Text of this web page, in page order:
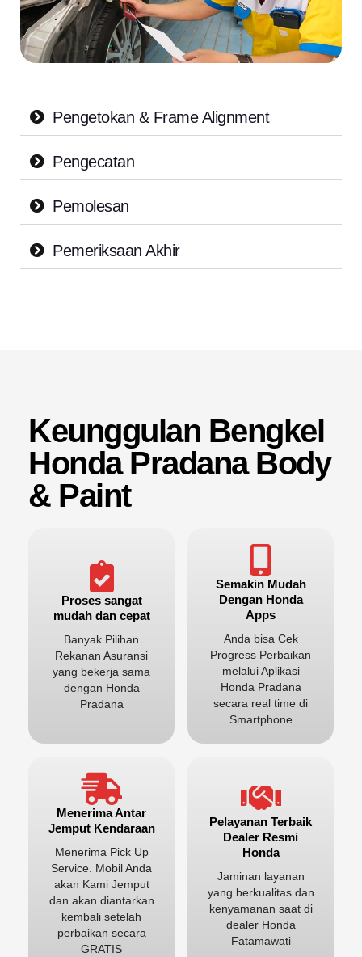
Pengetokan & Frame Alignment
Pengecatan
Pemolesan
Pemeriksaan Akhir
Keunggulan Bengkel
Honda Pradana Body
& Paint
Proses sangat
mudah dan cepat
Banyak Pilihan
Rekanan Asuransi
yang bekerja sama
dengan Honda
Pradana
Semakin Mudah
Dengan Honda
Apps
Anda bisa Cek
Progress Perbaikan
melalui Aplikasi
Honda Pradana
secara real time di
Smartphone
Menerima Antar
Jemput Kendaraan
Menerima Pick Up
Service. Mobil Anda
akan Kami Jemput
dan akan diantarkan
kembali setelah
perbaikan secara
GRATIS
Pelayanan Terbaik
Dealer Resmi
Honda
Jaminan layanan
yang berkualitas dan
kenyamanan saat di
dealer Honda
Fatamawati